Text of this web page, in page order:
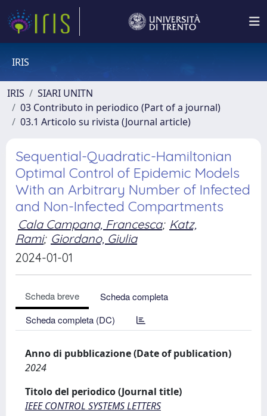
IRIS
IRIS
SIARI UNITN
03 Contributo in periodico (Part of a journal)
03.1 Articolo su rivista (Journal article)
Sequential-Quadratic-Hamiltonian
Optimal Control of Epidemic Models
With an Arbitrary Number of Infected
and Non-Infected Compartments
Cala Campana, Francesca; Katz,
Rami; Giordano, Giulia
2024-01-01
Scheda breve
Scheda completa
Scheda completa (DC)
Anno di pubblicazione (Date of publication)
2024
Titolo del periodico (Journal title)
IEEE CONTROL SYSTEMS LETTERS